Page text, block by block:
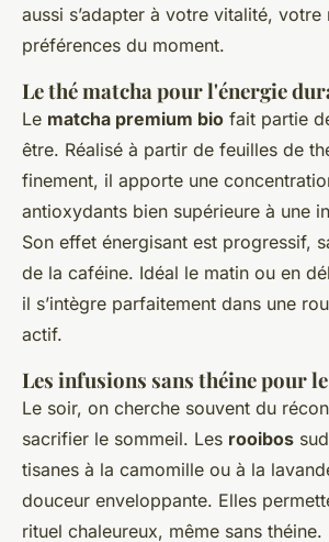
aussi s’adapter à votre vitalité,
préférences du moment.
Le thé matcha pour l'énergie
Le matcha premium bio fait partie
être. Réalisé à partir de feuilles de
finement, il apporte une
antioxydants bien supérieure à une
Son effet énergisant est progressif,
de la caféine. Idéal le matin ou en
il s’intègre parfaitement dans une
actif.
Les infusions sans théine pour
Le soir, on cherche souvent du
sacrifier le sommeil. Les rooibos
tisanes à la camomille ou à la
douceur enveloppante. Elles
rituel chaleureux, même sans